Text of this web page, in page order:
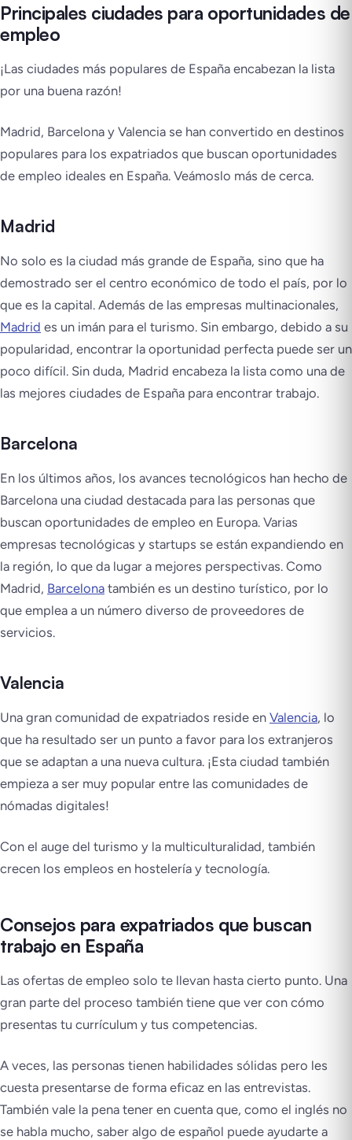
Principales ciudades para oportunidades de
empleo
¡Las ciudades más populares de España encabezan la lista
por una buena razón!
Madrid, Barcelona y Valencia se han convertido en destinos
populares para los expatriados que buscan oportunidades
de empleo ideales en España. Veámoslo más de cerca.
Madrid
No solo es la ciudad más grande de España, sino que ha
demostrado ser el centro económico de todo el país, por lo
que es la capital. Además de las empresas multinacionales,
Madrid es un imán para el turismo. Sin embargo, debido a su
popularidad, encontrar la oportunidad perfecta puede ser un
poco difícil. Sin duda, Madrid encabeza la lista como una de
las mejores ciudades de España para encontrar trabajo.
Barcelona
En los últimos años, los avances tecnológicos han hecho de
Barcelona una ciudad destacada para las personas que
buscan oportunidades de empleo en Europa. Varias
empresas tecnológicas y startups se están expandiendo en
la región, lo que da lugar a mejores perspectivas. Como
Madrid, Barcelona también es un destino turístico, por lo
que emplea a un número diverso de proveedores de
servicios.
Valencia
Una gran comunidad de expatriados reside en Valencia, lo
que ha resultado ser un punto a favor para los extranjeros
que se adaptan a una nueva cultura. ¡Esta ciudad también
empieza a ser muy popular entre las comunidades de
nómadas digitales!
Con el auge del turismo y la multiculturalidad, también
crecen los empleos en hostelería y tecnología.
Consejos para expatriados que buscan
trabajo en España
Las ofertas de empleo solo te llevan hasta cierto punto. Una
gran parte del proceso también tiene que ver con cómo
presentas tu currículum y tus competencias.
A veces, las personas tienen habilidades sólidas pero les
cuesta presentarse de forma eficaz en las entrevistas.
También vale la pena tener en cuenta que, como el inglés no
se habla mucho, saber algo de español puede ayudarte a